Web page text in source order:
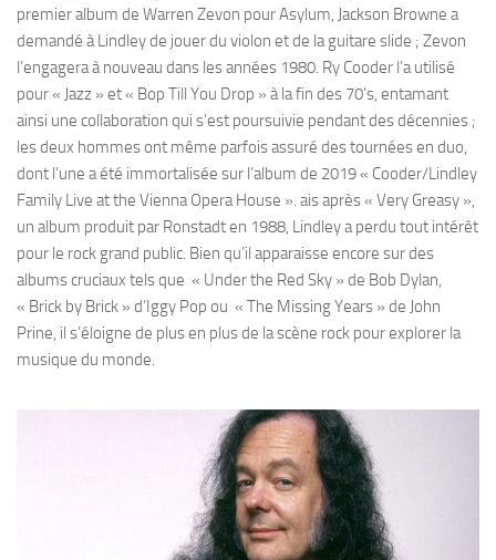
premier album de Warren Zevon pour Asylum, Jackson Browne a
demandé à Lindley de jouer du violon et de la guitare slide ; Zevon
l’engagera à nouveau dans les années 1980. Ry Cooder l’a utilisé
pour « Jazz » et « Bop Till You Drop » à la fin des 70’s, entamant
ainsi une collaboration qui s’est poursuivie pendant des décennies ;
les deux hommes ont même parfois assuré des tournées en duo,
dont l’une a été immortalisée sur l’album de 2019 « Cooder/Lindley
Family Live at the Vienna Opera House ». ais après « Very Greasy »,
un album produit par Ronstadt en 1988, Lindley a perdu tout intérêt
pour le rock grand public. Bien qu’il apparaisse encore sur des
albums cruciaux tels que « Under the Red Sky » de Bob Dylan,
« Brick by Brick » d’Iggy Pop ou « The Missing Years » de John
Prine, il s’éloigne de plus en plus de la scène rock pour explorer la
musique du monde.